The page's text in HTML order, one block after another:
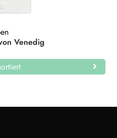
Venedig